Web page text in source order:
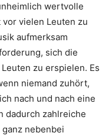
wertvolle
vielen Leuten zu
aufmerksam
sich die
zu erspielen. Es
niemand zuhört,
nach und nach eine
dadurch zahlreiche
nebenbei